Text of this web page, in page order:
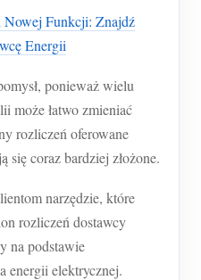
Nowej Funkcji: Znajdź
Energii
ponieważ wielu
może łatwo zmieniać
rozliczeń oferowane
się coraz bardziej złożone.
narzędzie, które
rozliczeń dostawcy
na podstawie
energii elektrycznej.